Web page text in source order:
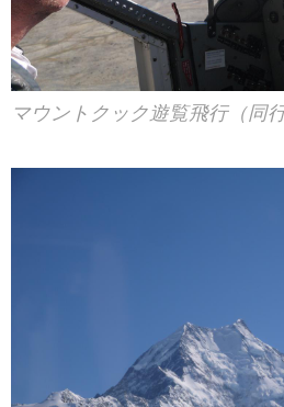
マウントクック遊覧飛行（同